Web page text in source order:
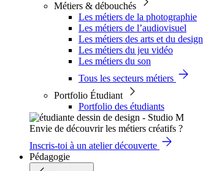
Métiers & débouchés
Les métiers de la photographie
Les métiers de l’audiovisuel
Les métiers des arts et du design
Les métiers du jeu vidéo
Les métiers du son
Tous les secteurs métiers
Portfolio Étudiant
Portfolio des étudiants
Envie de découvrir les métiers créatifs ?
Inscris-toi à un atelier découverte
Pédagogie